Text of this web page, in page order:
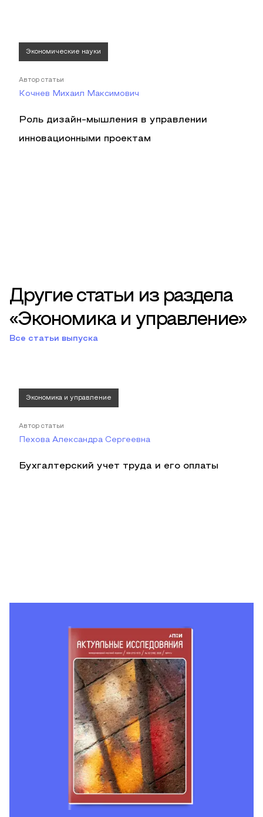
Экономические науки
Автор статьи
Кочнев Михаил Максимович
Роль дизайн-мышления в управлении
инновационными проектам
Другие статьи из раздела
«Экономика и управление»
Все статьи выпуска
Экономика и управление
Автор статьи
Пехова Александра Сергеевна
Бухгалтерский учет труда и его оплаты